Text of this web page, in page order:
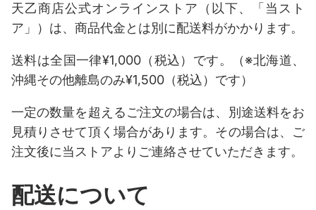
天乙商店公式オンラインストア（以下、「当スト
ア」）は、商品代金とは別に配送料がかかります。
送料は全国一律¥1,000（税込）です。（※北海道、
沖縄その他離島のみ¥1,500（税込）です）
一定の数量を超えるご注文の場合は、別途送料をお
見積りさせて頂く場合があります。 その場合は、ご
注文後に当ストアよりご連絡させていただきます。
配送について